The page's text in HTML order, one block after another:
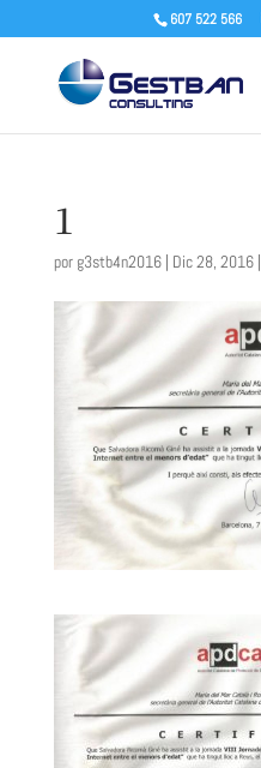
607 522 566
1
por g3stb4n2016| Dic 28, 2016|